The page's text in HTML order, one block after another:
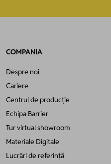
COMPANIA
Despre noi
Cariere
Centrul de producție
Echipa Barrier
Tur virtual showroom
Materiale Digitale
Lucrări de referință